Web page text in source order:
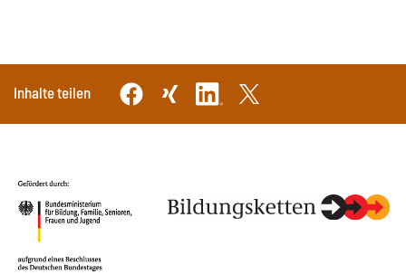
Inhalte teilen